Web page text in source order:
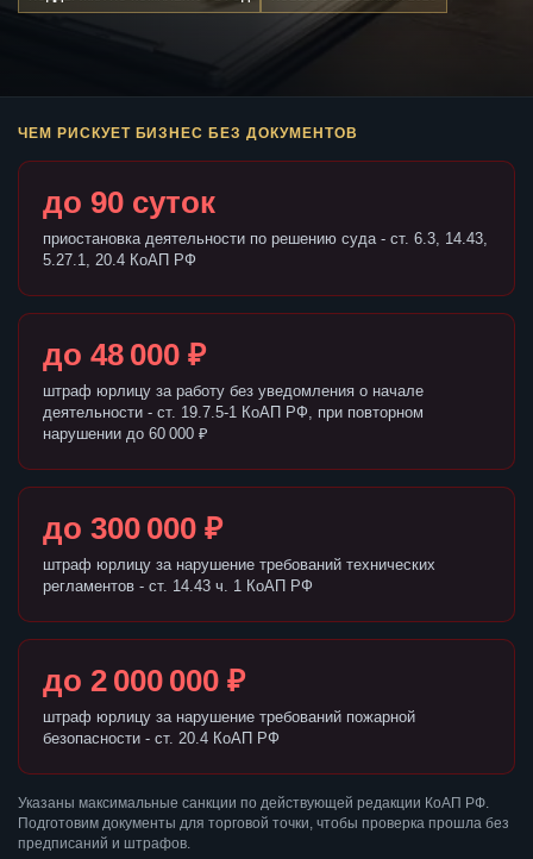
ЧЕМ РИСКУЕТ БИЗНЕС БЕЗ ДОКУМЕНТОВ
до 90 суток
приостановка деятельности по решению суда - ст. 6.3, 14.43,
5.27.1, 20.4 КоАП РФ
до 48 000 ₽
штраф юрлицу за работу без уведомления о начале
деятельности - ст. 19.7.5-1 КоАП РФ, при повторном
нарушении до 60 000 ₽
до 300 000 ₽
штраф юрлицу за нарушение требований технических
регламентов - ст. 14.43 ч. 1 КоАП РФ
до 2 000 000 ₽
штраф юрлицу за нарушение требований пожарной
безопасности - ст. 20.4 КоАП РФ
Указаны максимальные санкции по действующей редакции КоАП РФ.
Подготовим документы для торговой точки, чтобы проверка прошла без
предписаний и штрафов.